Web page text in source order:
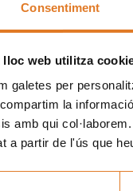
Consentiment
lloc web utilitza
galetes per
la
amb qui
a partir de l'ús que
AFANOC con el
y Carles Loré,
inscripciones, en las
y
pudieron
mayor del pueblo,
de
proveedores locales.